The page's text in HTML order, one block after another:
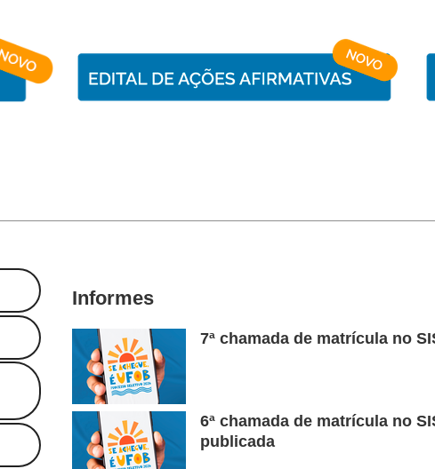
Informes
7ª chamada de matrícula no
6ª chamada de matrícula no
publicada